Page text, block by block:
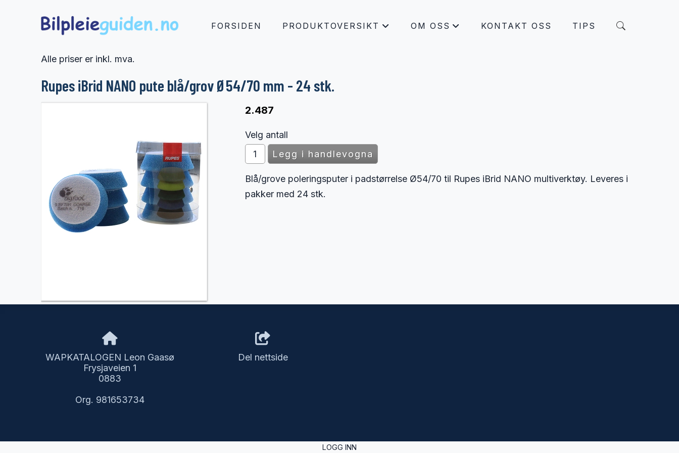
FORSIDEN PRODUKTOVERSIKT OM OSS KONTAKT OSS TIPS
Alle priser er inkl. mva.
Rupes iBrid NANO pute blå/grov Ø54/70 mm - 24 stk.
2.487
Velg antall
Blå/grove poleringsputer i padstørrelse Ø54/70 til Rupes iBrid NANO multiverktøy. Leveres i
pakker med 24 stk.
WAPKATALOGEN Leon Gaasø
Frysjaveien 1
0883
Org. 981653734
Del nettside
LOGG INN